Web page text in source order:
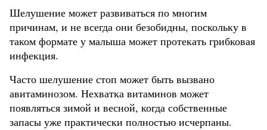
Шелушение может развиваться по многим
причинам, и не всегда они безобидны, поскольку в
таком формате у малыша может протекать грибковая
инфекция.
Часто шелушение стоп может быть вызвано
авитаминозом. Нехватка витаминов может
появляться зимой и весной, когда собственные
запасы уже практически полностью исчерпаны.